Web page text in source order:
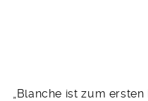
„Blanche ist zum